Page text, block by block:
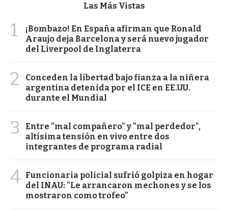
Las Más Vistas
1
¡Bombazo! En España afirman que Ronald
Araujo deja Barcelona y será nuevo jugador
del Liverpool de Inglaterra
2
Conceden la libertad bajo fianza a la niñera
argentina detenida por el ICE en EE.UU.
durante el Mundial
3
Entre "mal compañero" y "mal perdedor",
altísima tensión en vivo entre dos
integrantes de programa radial
4 Funcionaria policial sufrió golpiza en hogar
del INAU: "Le arrancaron mechones y se los
mostraron como trofeo"